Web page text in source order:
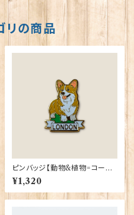
リの商品
ピンバッジ【動物&植物=コーギ
ーロンドン】Tradition 90040
-T1335
¥1,320